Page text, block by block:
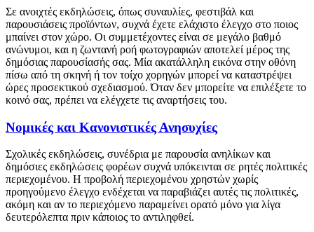
Σε ανοιχτές εκδηλώσεις, όπως συναυλίες, φεστιβάλ και
παρουσιάσεις προϊόντων, συχνά έχετε ελάχιστο έλεγχο στο ποιος
μπαίνει στον χώρο. Οι συμμετέχοντες είναι σε μεγάλο βαθμό
ανώνυμοι, και η ζωντανή ροή φωτογραφιών αποτελεί μέρος της
δημόσιας παρουσίασής σας. Μία ακατάλληλη εικόνα στην οθόνη
πίσω από τη σκηνή ή τον τοίχο χορηγών μπορεί να καταστρέψει
ώρες προσεκτικού σχεδιασμού. Όταν δεν μπορείτε να επιλέξετε το
κοινό σας, πρέπει να ελέγχετε τις αναρτήσεις του.
Νομικές και Κανονιστικές Ανησυχίες
Σχολικές εκδηλώσεις, συνέδρια με παρουσία ανηλίκων και
δημόσιες εκδηλώσεις φορέων συχνά υπόκεινται σε ρητές πολιτικές
περιεχομένου. Η προβολή περιεχομένου χρηστών χωρίς
προηγούμενο έλεγχο ενδέχεται να παραβιάζει αυτές τις πολιτικές,
ακόμη και αν το περιεχόμενο παραμείνει ορατό μόνο για λίγα
δευτερόλεπτα πριν κάποιος το αντιληφθεί.